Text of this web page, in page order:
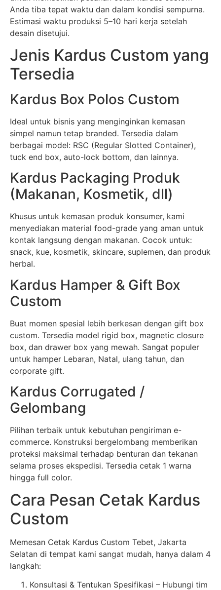
Anda tiba tepat waktu dan dalam kondisi sempurna.
Estimasi waktu produksi 5–10 hari kerja setelah
desain disetujui.
Jenis Kardus Custom yang
Tersedia
Kardus Box Polos Custom
Ideal untuk bisnis yang menginginkan kemasan
simpel namun tetap branded. Tersedia dalam
berbagai model: RSC (Regular Slotted Container),
tuck end box, auto-lock bottom, dan lainnya.
Kardus Packaging Produk
(Makanan, Kosmetik, dll)
Khusus untuk kemasan produk konsumer, kami
menyediakan material food-grade yang aman untuk
kontak langsung dengan makanan. Cocok untuk:
snack, kue, kosmetik, skincare, suplemen, dan produk
herbal.
Kardus Hamper & Gift Box
Custom
Buat momen spesial lebih berkesan dengan gift box
custom. Tersedia model rigid box, magnetic closure
box, dan drawer box yang mewah. Sangat populer
untuk hamper Lebaran, Natal, ulang tahun, dan
corporate gift.
Kardus Corrugated /
Gelombang
Pilihan terbaik untuk kebutuhan pengiriman e-
commerce. Konstruksi bergelombang memberikan
proteksi maksimal terhadap benturan dan tekanan
selama proses ekspedisi. Tersedia cetak 1 warna
hingga full color.
Cara Pesan Cetak Kardus
Custom
Memesan Cetak Kardus Custom Tebet, Jakarta
Selatan di tempat kami sangat mudah, hanya dalam 4
langkah:
Konsultasi & Tentukan Spesifikasi – Hubungi tim